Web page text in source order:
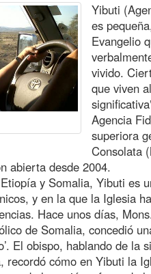
Yibuti
es
Evangelio
vivido.
que viven
Agencia
superiora
Consolata
abierta desde 2004.
y Somalia, Yibuti es
y en la que la Iglesia
Hace unos días,
de Somalia, concedió
El obispo, hablando de
recordó cómo en Yibuti la